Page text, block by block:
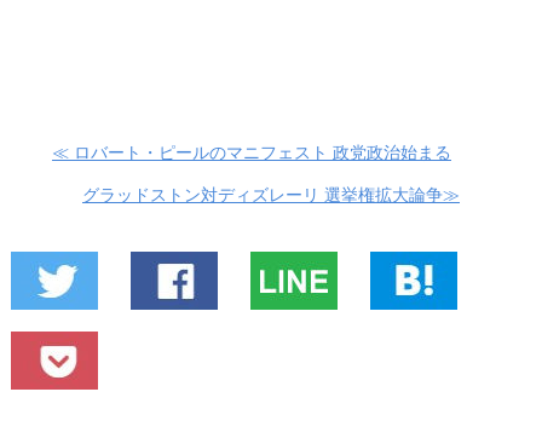
≪ ロバート・ピールのマニフェスト 政党政治始まる
グラッドストン対ディズレーリ 選挙権拡大論争≫